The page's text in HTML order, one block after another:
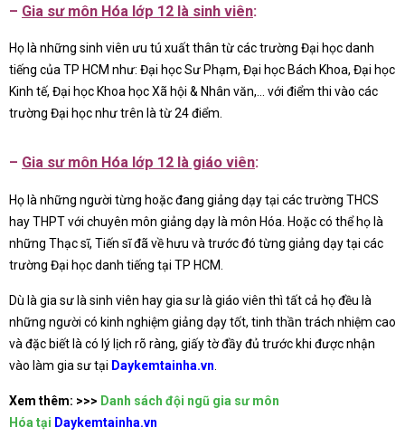
– Gia sư môn Hóa lớp 12 là sinh viên:
Họ là những sinh viên ưu tú xuất thân từ các trường Đại học danh
tiếng của TP HCM như: Đại học Sư Phạm, Đại học Bách Khoa, Đại học
Kinh tế, Đại học Khoa học Xã hội & Nhân văn,… với điểm thi vào các
trường Đại học như trên là từ 24 điểm.
– Gia sư môn Hóa lớp 12 là giáo viên:
Họ là những người từng hoặc đang giảng dạy tại các trường THCS
hay THPT với chuyên môn giảng dạy là môn Hóa. Hoặc có thể họ là
những Thạc sĩ, Tiến sĩ đã về hưu và trước đó từng giảng dạy tại các
trường Đại học danh tiếng tại TP HCM.
Dù là gia sư là sinh viên hay gia sư là giáo viên thì tất cả họ đều là
những người có kinh nghiệm giảng dạy tốt, tinh thần trách nhiệm cao
và đặc biết là có lý lịch rõ ràng, giấy tờ đầy đủ trước khi được nhận
vào làm gia sư tại Daykemtainha.vn
Xem thêm: >>> Danh sách đội ngũ gia sư môn
Hóa tại Daykemtainha.vn